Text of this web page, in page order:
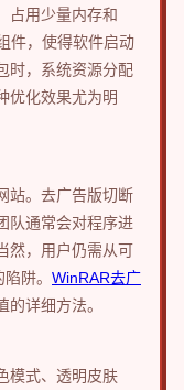
占用少量内存和
件，使得软件启动
时，系统资源分配
优化效果尤为明
站。去广告版切断
队通常会对程序进
然，用户仍需从可
阱。 WinRAR去广
详细方法。
模式、透明皮肤